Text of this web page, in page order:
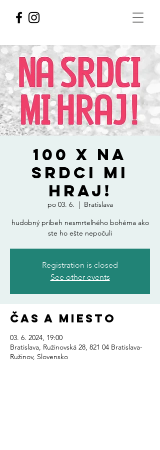
100 x NA
SRDCI MI
HRAJ!
po 03. 6.
  |
Bratislava
hudobný príbeh nesmrteľného bohéma ako
ste ho ešte nepočuli
Registration is closed
See other events
Čas a miesto
03. 6. 2024, 19:00
Bratislava, Ružinovská 28, 821 04 Bratislava-
Ružinov, Slovensko